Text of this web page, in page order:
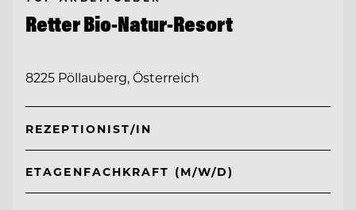
Retter Bio-Natur-Resort
8225 Pöllauberg, Österreich
REZEPTIONIST/IN
ETAGENFACHKRAFT (M/W/D)